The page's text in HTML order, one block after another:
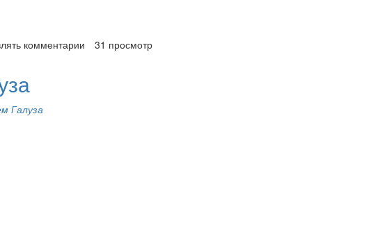
комментарии 31 просмотр
Галуза